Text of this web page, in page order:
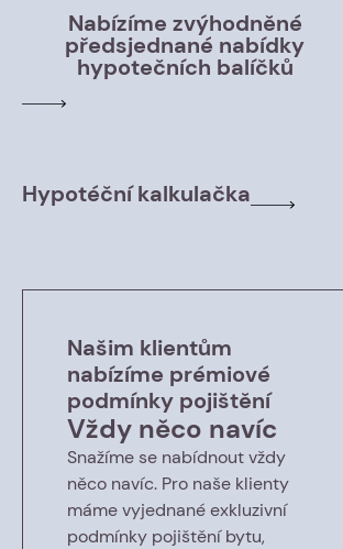
Nabízíme zvýhodněné
předsjednané nabídky
hypotečních balíčků
Hypotéční kalkulačka
Našim klientům
nabízíme prémiové
podmínky pojištění
Vždy něco navíc
Snažíme se nabídnout vždy
něco navíc. Pro naše klienty
máme vyjednané exkluzivní
podmínky pojištění bytu,